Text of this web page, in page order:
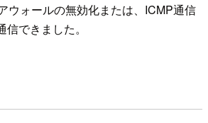
ウォールの無効化または、ICMP通信
できました。